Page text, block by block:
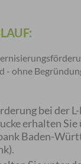
- ohne
bei der
erhalten Sie
Baden-